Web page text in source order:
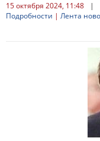
15 октября 2024, 11:48 |
Подробности | Лента